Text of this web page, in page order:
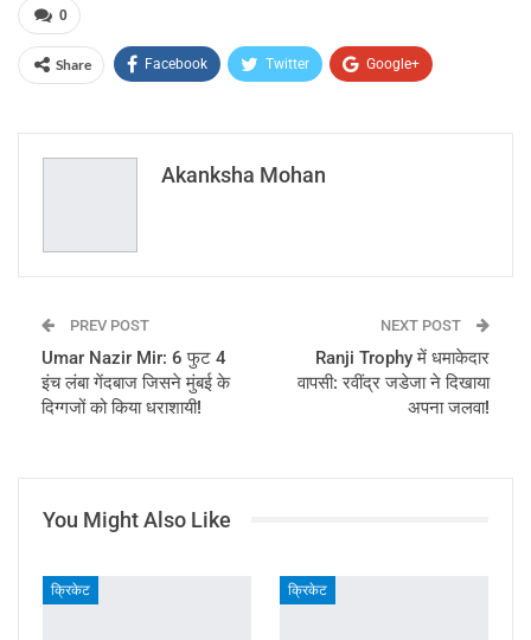
0
Share Facebook Twitter Google+
Email
Akanksha Mohan
PREV POST
Umar Nazir Mir: 6 फुट 4
इंच लंबा गेंदबाज जिसने मुंबई के
दिग्गजों को किया धराशायी!
NEXT POST
Ranji Trophy में धमाकेदार
वापसी: रवींद्र जडेजा ने दिखाया
अपना जलवा!
You Might Also Like
क्रिकेट क्रिकेट